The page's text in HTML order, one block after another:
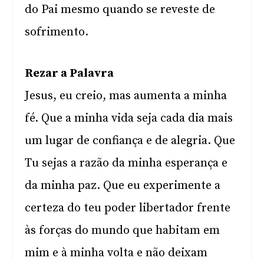
do Pai mesmo quando se reveste de
sofrimento.
Rezar a Palavra
Jesus, eu creio, mas aumenta a minha
fé. Que a minha vida seja cada dia mais
um lugar de confiança e de alegria. Que
Tu sejas a razão da minha esperança e
da minha paz. Que eu experimente a
certeza do teu poder libertador frente
às forças do mundo que habitam em
mim e à minha volta e não deixam